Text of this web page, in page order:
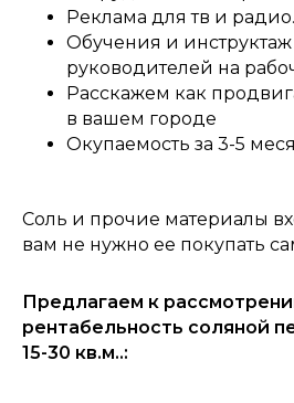
Реклама для тв и радио.
Обучения и
руководителей на
Расскажем как
в вашем городе
Окупаемость за 3-5
Cоль и прочие материалы
вам не нужно ее покупать
Предлагаем к
рентабельность соляной
15-30 кв.м..: